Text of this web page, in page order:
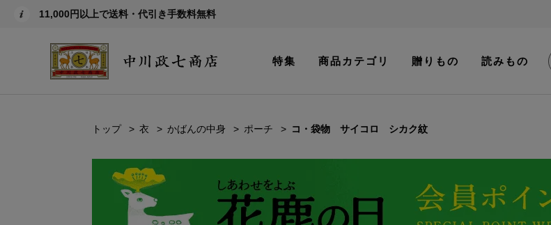
11,000円以上で送料・代引き手数料無料
特集 商品カテゴリ 贈りもの 読みもの
トップ 衣 かばんの中身 ポーチ コ・袋物 サイコロ シカク紋